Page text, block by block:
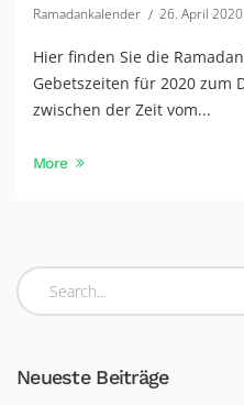
Ramadankalender 26. April 2020
Hier finden Sie die
Gebetszeiten für 2020 zum
zwischen der Zeit vom...
More
Neueste Beiträge